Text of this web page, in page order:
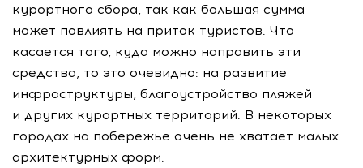
курортного сбора, так как большая сумма
может повлиять на приток туристов. Что
касается того, куда можно направить эти
средства, то это очевидно: на развитие
инфраструктуры, благоустройство пляжей
и других курортных территорий. В некоторых
городах на побережье очень не хватает малых
архитектурных форм.